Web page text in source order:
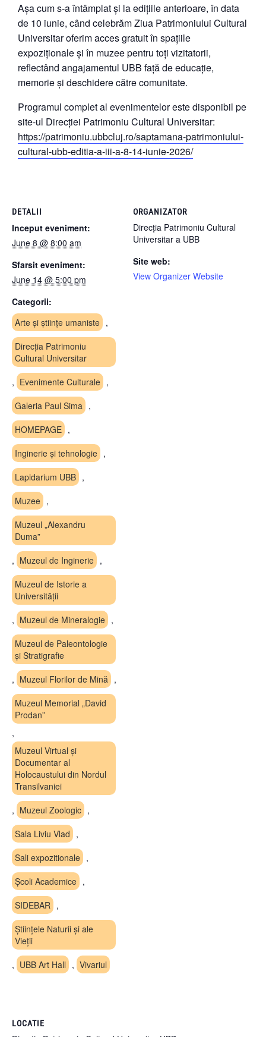
Așa cum s-a întâmplat și la edițiile anterioare, în data
de 10 iunie, când celebrăm Ziua Patrimoniului Cultural
Universitar oferim acces gratuit în spațiile
expoziționale și în muzee pentru toți vizitatorii,
reflectând angajamentul UBB față de educație,
memorie și deschidere către comunitate.
Programul complet al evenimentelor este disponibil pe
site-ul Direcției Patrimoniu Cultural Universitar:
https://patrimoniu.ubbcluj.ro/saptamana-patrimoniului-
cultural-ubb-editia-a-iii-a-8-14-iunie-2026/
DETALII
Inceput eveniment:
June 8 @ 8:00 am
Sfarsit eveniment:
June 14 @ 5:00 pm
Categorii:
Arte și științe umaniste ,
Direcția Patrimoniu
Cultural Universitar
, Evenimente Culturale ,
Galeria Paul Sima ,
HOMEPAGE ,
Inginerie și tehnologie ,
Lapidarium UBB ,
Muzee ,
Muzeul „Alexandru
Duma”
, Muzeul de Inginerie ,
Muzeul de Istorie a
Universității
, Muzeul de Mineralogie ,
Muzeul de Paleontologie
și Stratigrafie
, Muzeul Florilor de Mină ,
Muzeul Memorial „David
Prodan”
,
Muzeul Virtual și
Documentar al
Holocaustului din Nordul
Transilvaniei
, Muzeul Zoologic ,
Sala Liviu Vlad ,
Sali expozitionale ,
Școli Academice ,
SIDEBAR ,
Științele Naturii și ale
Vieții
, UBB Art Hall , Vivariul
ORGANIZATOR
Direcția Patrimoniu Cultural
Universitar a UBB
Site web:
View Organizer Website
LOCATIE